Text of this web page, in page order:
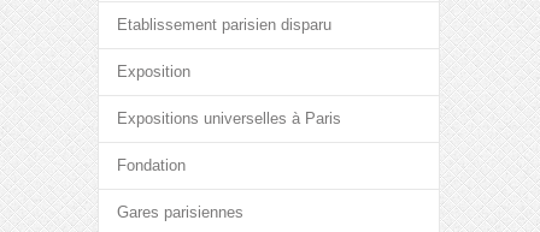
Etablissement parisien disparu
Exposition
Expositions universelles à Paris
Fondation
Gares parisiennes